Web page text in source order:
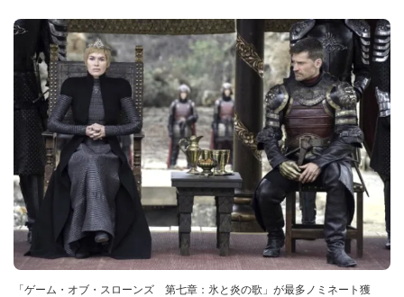
「ゲーム・オブ・スローンズ 第七章：氷と炎の歌」が最多ノミネート獲